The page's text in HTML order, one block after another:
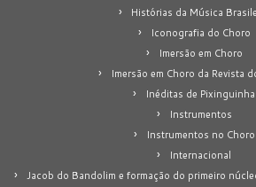
Histórias da Música
Iconografia do Choro
Imersão em Choro
Imersão em Choro da Revista
Inéditas de Pixinguinha
Instrumentos
Instrumentos no Choro
Internacional
Jacob do Bandolim e formação do primeiro